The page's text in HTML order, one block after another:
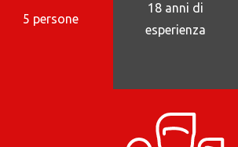
18 anni di
esperienza
5 persone